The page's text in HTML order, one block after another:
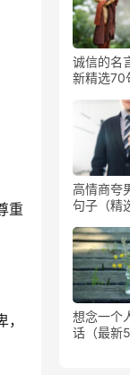
重
诚信的名
新精选70
高情商夸
句子（精
想念一个
话（最新